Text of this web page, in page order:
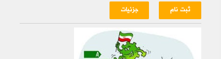
ثبت نام جزئیات